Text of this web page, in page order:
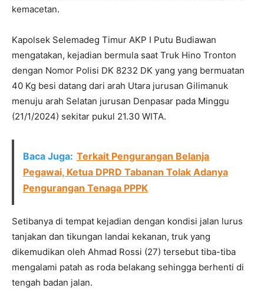
kemacetan.
Kapolsek Selemadeg Timur AKP I Putu Budiawan
mengatakan, kejadian bermula saat Truk Hino Tronton
dengan Nomor Polisi DK 8232 DK yang yang bermuatan
40 Kg besi datang dari arah Utara jurusan Gilimanuk
menuju arah Selatan jurusan Denpasar pada Minggu
(21/1/2024) sekitar pukul 21.30 WITA.
Baca Juga: Terkait Pengurangan Belanja
Pegawai, Ketua DPRD Tabanan Tolak Adanya
Pengurangan Tenaga PPPK
Setibanya di tempat kejadian dengan kondisi jalan lurus
tanjakan dan tikungan landai kekanan, truk yang
dikemudikan oleh Ahmad Rossi (27) tersebut tiba-tiba
mengalami patah as roda belakang sehingga berhenti di
tengah badan jalan.